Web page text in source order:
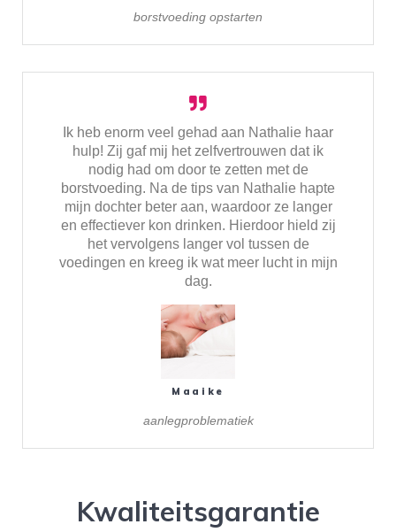
borstvoeding opstarten
Ik heb enorm veel gehad aan Nathalie haar
hulp! Zij gaf mij het zelfvertrouwen dat ik
nodig had om door te zetten met de
borstvoeding. Na de tips van Nathalie hapte
mijn dochter beter aan, waardoor ze langer
en effectiever kon drinken. Hierdoor hield zij
het vervolgens langer vol tussen de
voedingen en kreeg ik wat meer lucht in mijn
dag.
Maaike
aanlegproblematiek
Kwaliteitsgarantie